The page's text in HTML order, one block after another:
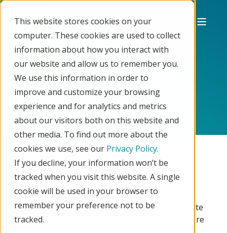
This website stores cookies on your
computer. These cookies are used to collect
information about how you interact with
our website and allow us to remember you.
We use this information in order to
improve and customize your browsing
experience and for analytics and metrics
about our visitors both on this website and
other media. To find out more about the
cookies we use, see our Privacy Policy.
If you decline, your information won’t be
tracked when you visit this website. A single
cookie will be used in your browser to
remember your preference not to be
tracked.
Utvidelse
Dellevering &
delkreditering
Gratis!
Dellevering & delkreditering
Appen “Dellevering & delkreditering” lar deg splitte
ordrer, levere varene i flere omganger og kreditere